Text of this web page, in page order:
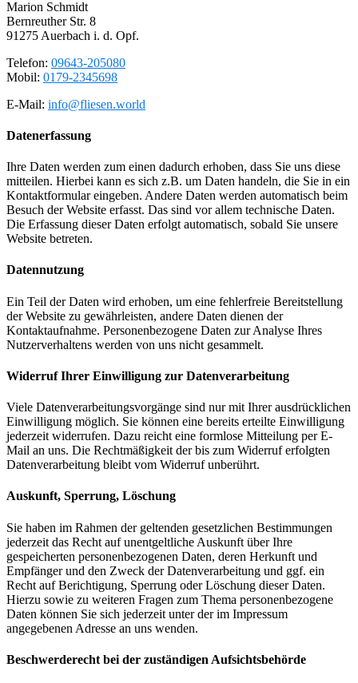
Marion Schmidt
Bernreuther Str. 8
91275 Auerbach i. d. Opf.
Telefon: 09643-205080
Mobil: 0179-2345698
E-Mail: info@fliesen.world
Datenerfassung
Ihre Daten werden zum einen dadurch erhoben, dass Sie uns diese
mitteilen. Hierbei kann es sich z.B. um Daten handeln, die Sie in ein
Kontaktformular eingeben. Andere Daten werden automatisch beim
Besuch der Website erfasst. Das sind vor allem technische Daten.
Die Erfassung dieser Daten erfolgt automatisch, sobald Sie unsere
Website betreten.
Datennutzung
Ein Teil der Daten wird erhoben, um eine fehlerfreie Bereitstellung
der Website zu gewährleisten, andere Daten dienen der
Kontaktaufnahme. Personenbezogene Daten zur Analyse Ihres
Nutzerverhaltens werden von uns nicht gesammelt.
Widerruf Ihrer Einwilligung zur Datenverarbeitung
Viele Datenverarbeitungsvorgänge sind nur mit Ihrer ausdrücklichen
Einwilligung möglich. Sie können eine bereits erteilte Einwilligung
jederzeit widerrufen. Dazu reicht eine formlose Mitteilung per E-
Mail an uns. Die Rechtmäßigkeit der bis zum Widerruf erfolgten
Datenverarbeitung bleibt vom Widerruf unberührt.
Auskunft, Sperrung, Löschung
Sie haben im Rahmen der geltenden gesetzlichen Bestimmungen
jederzeit das Recht auf unentgeltliche Auskunft über Ihre
gespeicherten personenbezogenen Daten, deren Herkunft und
Empfänger und den Zweck der Datenverarbeitung und ggf. ein
Recht auf Berichtigung, Sperrung oder Löschung dieser Daten.
Hierzu sowie zu weiteren Fragen zum Thema personenbezogene
Daten können Sie sich jederzeit unter der im Impressum
angegebenen Adresse an uns wenden.
Beschwerderecht bei der zuständigen Aufsichtsbehörde